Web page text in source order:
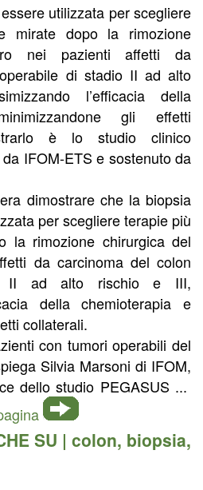
utilizzata per scegliere
mirate dopo la rimozione
nei pazienti affetti da
di stadio II ad alto
l’efficacia della
gli effetti
è lo studio clinico
IFOM-ETS e sostenuto da
dimostrare che la biopsia
per scegliere terapie più
la rimozione chirurgica del
da carcinoma del colon
II ad alto rischio e III,
della chemioterapia e
collaterali.
con tumori operabili del
Silvia Marsoni di IFOM,
dello studio PEGASUS ...
SU | colon, biopsia,